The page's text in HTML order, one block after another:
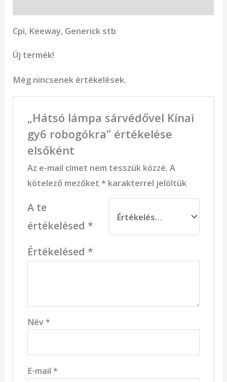
Cpi, Keeway, Generick stb
Új termék!
Még nincsenek értékelések.
„Hátsó lámpa sárvédővel Kínai
gy6 robogókra” értékelése
elsőként
Az e-mail címet nem tesszük közzé. A
kötelező mezőket *karakterrel jelöltük
A te
értékelésed *
Értékelésed *
Név*
E-mail *